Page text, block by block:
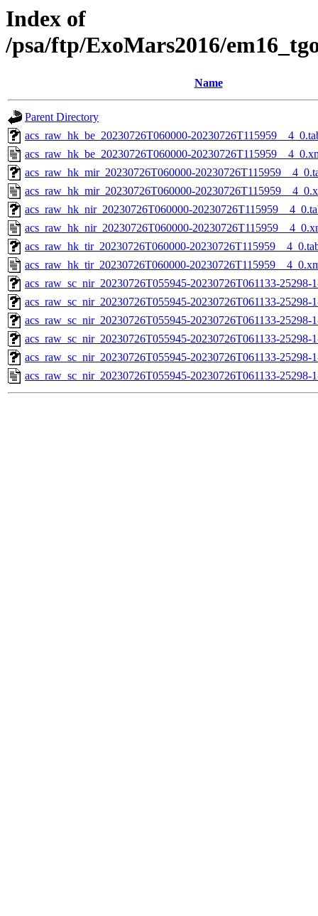
Index of
/psa/ftp/ExoMars2016/
Name
Parent Directory
acs_raw_hk_be_20230726T060000-
acs_raw_hk_be_20230726T060000-
acs_raw_hk_mir_20230726T060000-
acs_raw_hk_mir_20230726T060000-
acs_raw_hk_nir_20230726T060000-
acs_raw_hk_nir_20230726T060000-
acs_raw_hk_tir_20230726T060000-
acs_raw_hk_tir_20230726T060000-
acs_raw_sc_nir_20230726T055945-20230726T061133-25298-
acs_raw_sc_nir_20230726T055945-20230726T061133-25298-
acs_raw_sc_nir_20230726T055945-20230726T061133-25298-
acs_raw_sc_nir_20230726T055945-20230726T061133-25298-
acs_raw_sc_nir_20230726T055945-20230726T061133-25298-
acs_raw_sc_nir_20230726T055945-20230726T061133-25298-